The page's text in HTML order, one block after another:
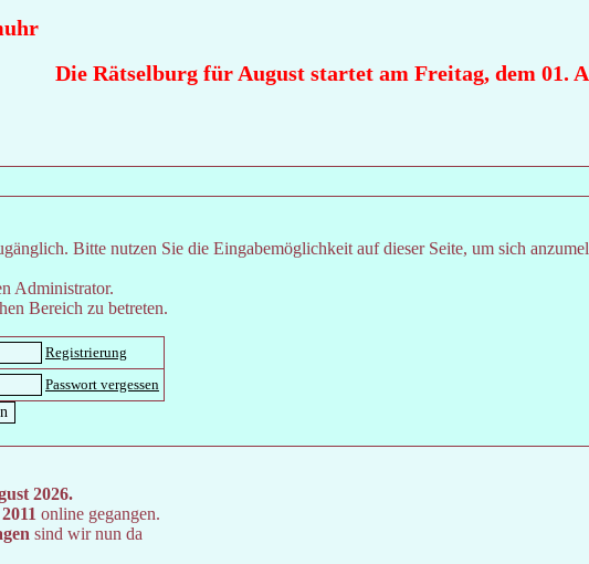
Die Rätselburg für August startet am Freitag, dem 01.
Bitte nutzen Sie die Eingabemöglichkeit auf dieser Seite, um sich
Administrator.
Bereich zu betreten.
Registrierung
Passwort vergessen
2026.
online gegangen.
sind wir nun da